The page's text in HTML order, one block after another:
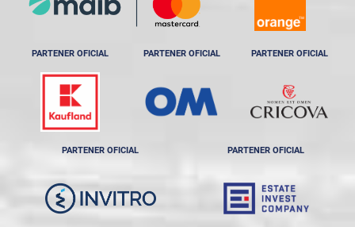
PARTENER OFICIAL PARTENER OFICIAL PARTENER OFICIAL
PARTENER OFICIAL PARTENER OFICIAL